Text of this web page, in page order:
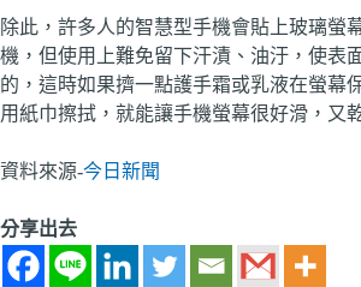
除此，許多人的智慧型手機會貼上玻璃螢
機，但使用上難免留下汗漬、油汙，使表
的，這時如果擠一點護手霜或乳液在螢幕
用紙巾擦拭，就能讓手機螢幕很好滑，又
資料來源-今日新聞
分享出去